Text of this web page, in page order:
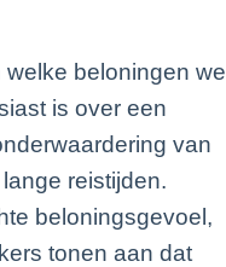
welke beloningen we
is over een
van
reistijden.
beloningsgevoel,
tonen aan dat